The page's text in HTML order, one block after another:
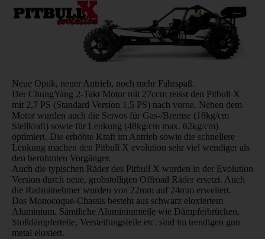
Neue Optik, neuer Antrieb, noch mehr Fahrspaß.
Der ChungYang 2-Takt Motor mit 27ccm reisst den Pitbull X
mit 2,7 PS (Standard Version 1,5 PS) nach vorne. Neben dem
Motor wurden auch die Servos für Gas-/Bremse (18kg/cm
Stellkraft) sowie für Lenkung (48kg/cm max. 62kg/cm)
optimiert. Die erhöhte Kraft im Antrieb sowie die schnellere
Lenkung machen den Pitbull X evolution sehr viel wendiger als
den berühmten Vorgänger.
Auch die typischen Räder des Pitbull X wurden in der Evolution
Version durch neue, grobstolligen Offroad Räder ersetzt. Auch
die Radmitnehmer wurden von 22mm auf 24mm erweitert.
Das Monocoque-Chassis besteht aus schwarz eloxiertem
Aluminium. Sämtliche Aluminiumteile wie Dämpferbrücken,
Stoßdämpferteile, Versteifungsteile etc. sind im trendigen gun
metal eloxiert.